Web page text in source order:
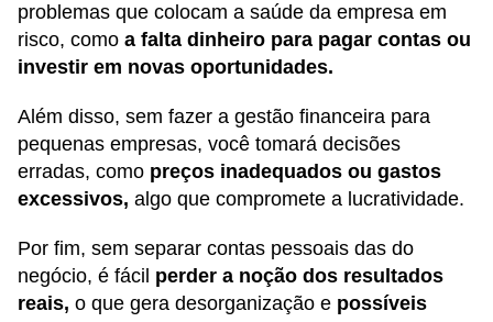
problemas que colocam a saúde da empresa em
risco, como a falta dinheiro para pagar contas ou
investir em novas oportunidades.
Além disso, sem fazer a gestão financeira para
pequenas empresas, você tomará decisões
erradas, como preços inadequados ou gastos
excessivos, algo que compromete a lucratividade.
Por fim, sem separar contas pessoais das do
negócio, é fácil perder a noção dos resultados
reais, o que gera desorganização e possíveis